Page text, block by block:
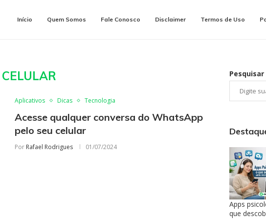
Início Quem Somos Fale Conosco Disclaimer Termos de Uso
CELULAR
Aplicativos Dicas Tecnologia
Acesse qualquer conversa do WhatsApp
pelo seu celular
Por Rafael Rodrigues 01/07/2024
Pesquisar
Apps
que